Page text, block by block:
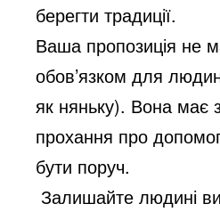
берегти традиції.
Ваша пропозиція не
обов’язком для
як няньку). Вона має
прохання про
бути поруч.
Залишайте людині